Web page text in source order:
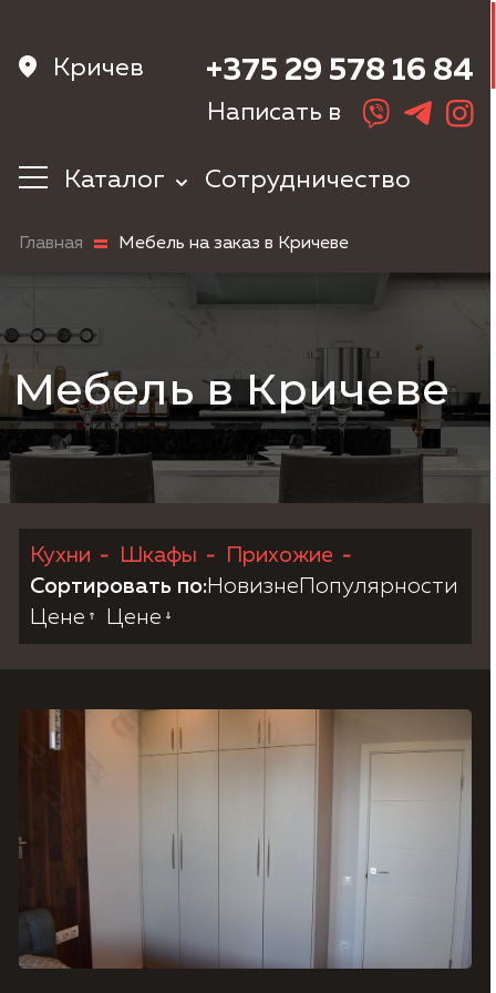
Кричев
Каталог
прихожую
Шкафы
Мебель в
спальню
Детская мебель
Сотрудничество
+375 29 578 16 84
Написать в
Главная Мебель на заказ в Кричеве
Мебель в Кричеве
Кухни Шкафы
Прихожие
Сортировать по:Новизне Популярности
Цене
Цене